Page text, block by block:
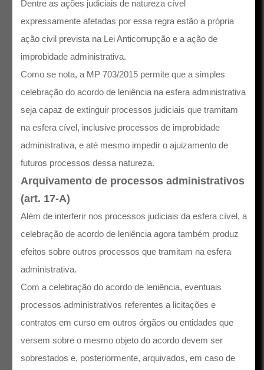
Dentre as ações judiciais de natureza cível
expressamente afetadas por essa regra estão a própria
ação civil prevista na Lei Anticorrupção e a ação de
improbidade administrativa.
Como se nota, a MP 703/2015 permite que a simples
celebração do acordo de leniência na esfera administrativa
seja capaz de extinguir processos judiciais que tramitam
na esfera cível, inclusive processos de improbidade
administrativa, e até mesmo impedir o ajuizamento de
futuros processos dessa natureza.
Arquivamento de processos administrativos
(art. 17-A)
Além de interferir nos processos judiciais da esfera cível, a
celebração de acordo de leniência agora também produz
efeitos sobre outros processos que tramitam na esfera
administrativa.
Com a celebração do acordo de leniência, eventuais
processos administrativos referentes a licitações e
contratos em curso em outros órgãos ou entidades que
versem sobre o mesmo objeto do acordo devem ser
sobrestados e, posteriormente, arquivados, em caso de